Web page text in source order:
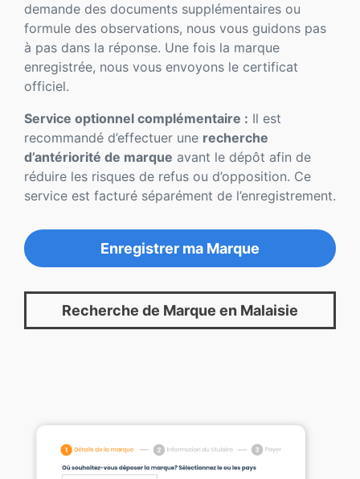
demande des documents supplémentaires ou
formule des observations, nous vous guidons pas
à pas dans la réponse. Une fois la marque
enregistrée, nous vous envoyons le certificat
officiel.
Service optionnel complémentaire : Il est
recommandé d’effectuer une recherche
d’antériorité de marque avant le dépôt afin de
réduire les risques de refus ou d’opposition. Ce
service est facturé séparément de l’enregistrement.
Enregistrer ma Marque
Recherche de Marque en Malaisie